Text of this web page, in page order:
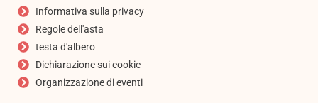
Informativa sulla privacy
Regole dell'asta
testa d'albero
Dichiarazione sui cookie
Organizzazione di eventi